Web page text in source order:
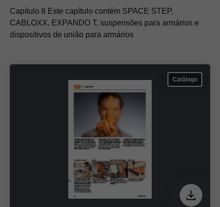
Capítulo 8 Este capítulo contém SPACE STEP,
CABLOXX, EXPANDO T, suspensões para armários e
dispositivos de união para armários
Catálogo